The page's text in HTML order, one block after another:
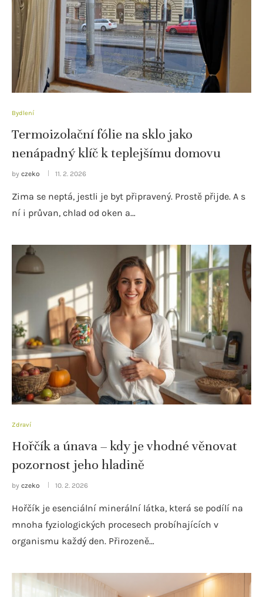
Bydlení
Termoizolační fólie na sklo jako
nenápadný klíč k teplejšímu domovu
by czeko 11. 2. 2026
Zima se neptá, jestli je byt připravený. Prostě přijde. A s
ní i průvan, chlad od oken a…
Zdraví
Hořčík a únava – kdy je vhodné věnovat
pozornost jeho hladině
by czeko 10. 2. 2026
Hořčík je esenciální minerální látka, která se podílí na
mnoha fyziologických procesech probíhajících v
organismu každý den. Přirozeně…